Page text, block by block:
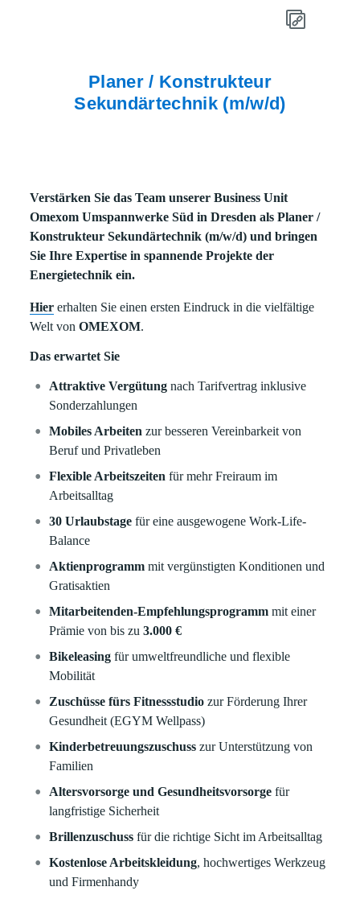
Planer / Konstrukteur
Sekundärtechnik (m/w/d)
Verstärken Sie das Team unserer Business Unit
Omexom Umspannwerke Süd in Dresden als Planer /
Konstrukteur Sekundärtechnik (m/w/d) und bringen
Sie Ihre Expertise in spannende Projekte der
Energietechnik ein.
Hier erhalten Sie einen ersten Eindruck in die vielfältige
Welt vonOMEXOM.
Das erwartet Sie
Attraktive Vergütung nach Tarifvertrag inklusive
Sonderzahlungen
Mobiles Arbeiten zur besseren Vereinbarkeit von
Beruf und Privatleben
Flexible Arbeitszeiten für mehr Freiraum im
Arbeitsalltag
30 Urlaubstage für eine ausgewogene Work-Life-
Balance
Aktienprogramm mit vergünstigten Konditionen und
Gratisaktien
Mitarbeitenden-Empfehlungsprogramm mit einer
Prämie von bis zu3.000 €
Bikeleasing für umweltfreundliche und flexible
Mobilität
Zuschüsse fürs Fitnessstudio zur Förderung Ihrer
Gesundheit (EGYM Wellpass)
Kinderbetreuungszuschuss zur Unterstützung von
Familien
Altersvorsorge und Gesundheitsvorsorge für
langfristige Sicherheit
Brillenzuschuss für die richtige Sicht im Arbeitsalltag
Kostenlose Arbeitskleidung, hochwertiges Werkzeug
und Firmenhandy